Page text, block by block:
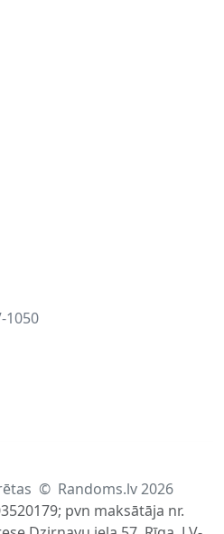
1050
© Randoms.lv 2026
pvn maksātāja nr.